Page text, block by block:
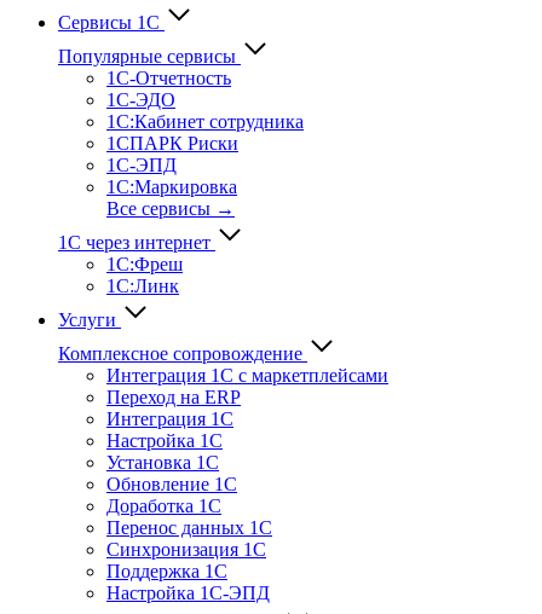
Сервисы 1С
Популярные сервисы
1С-Отчет­ность
1С-ЭДО
1С:Кабинет сотрудника
1СПАРК Риски
1С-ЭПД
1С:Маркировка
Все сервисы →
1С через интернет
1С:Фреш
1С:Линк
Услуги
Комплексное сопровождение
Интеграция 1С с маркетплейсами
Переход на ERP
Интеграция 1С
Настройка 1С
Установка 1С
Обновление 1С
Доработка 1С
Перенос данных 1С
Синхронизация 1С
Поддержка 1С
Настройка 1С-ЭПД